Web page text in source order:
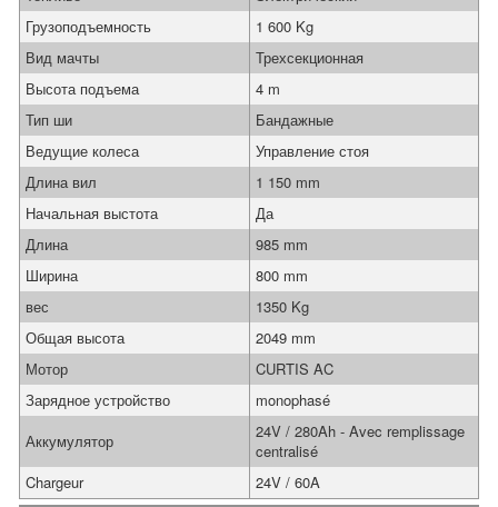
Грузоподъемность
1 600 Kg
Вид мачты
Трехсекционная
Высота подъема
4 m
Тип ши
Бандажные
Ведущие колеса
Управление стоя
Длина вил
1 150 mm
Начальная выстота
Да
Длина
985 mm
Ширина
800 mm
вес
1350 Kg
Общая высота
2049 mm
Мотор
CURTIS AC
Зарядное устройство
monophasé
Аккумулятор
24V / 280Ah - Avec remplissage
centralisé
Chargeur
24V / 60A